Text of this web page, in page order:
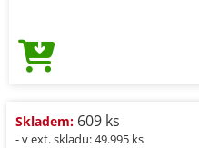
Skladem: 609 ks
- v ext. skladu: 49.995 ks